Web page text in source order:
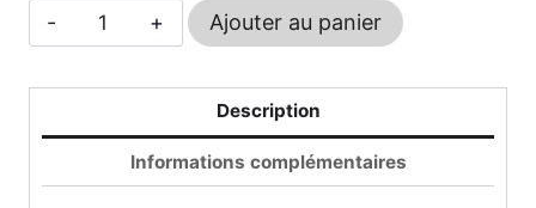
quantité
de
-
PEDRALI
Ajouter au panier
Description
Informations complémentaires